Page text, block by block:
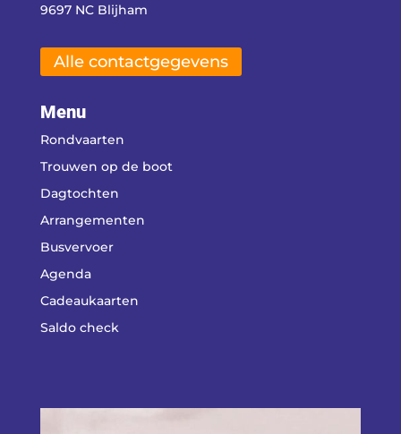
9697 NC Blijham
Alle contactgegevens
Menu
Rondvaarten
Trouwen op de boot
Dagtochten
Arrangementen
Busvervoer
Agenda
Cadeaukaarten
Saldo check